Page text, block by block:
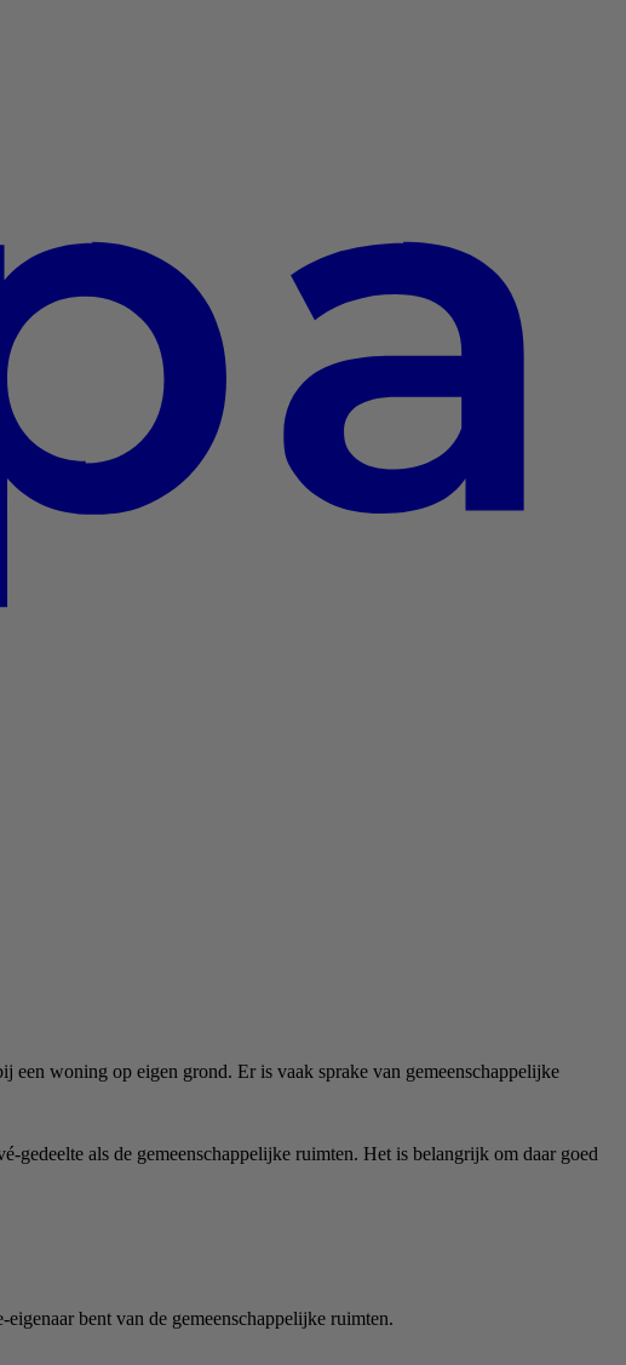
een woning op eigen grond. Er is vaak sprake van gemeenschappelijke
als de gemeenschappelijke ruimten. Het is belangrijk om daar goed
bent van de gemeenschappelijke ruimten.